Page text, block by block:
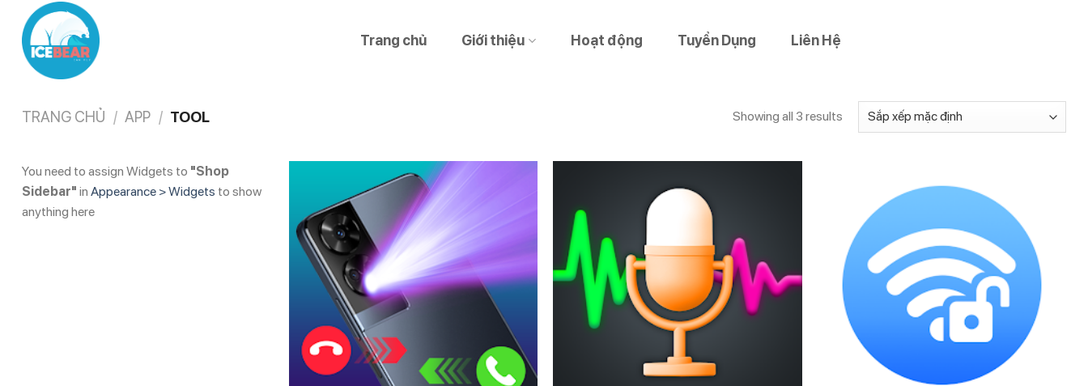
Chuyển
Trang chủ Giới thiệu Hoạt động Tuyển Dụng Liên Hệ
TRANG CHỦ / APP / TOOL Showing all 3 results
You need to assign Widgets to "Shop
Sidebar" in Appearance > Widgets to show
anything here